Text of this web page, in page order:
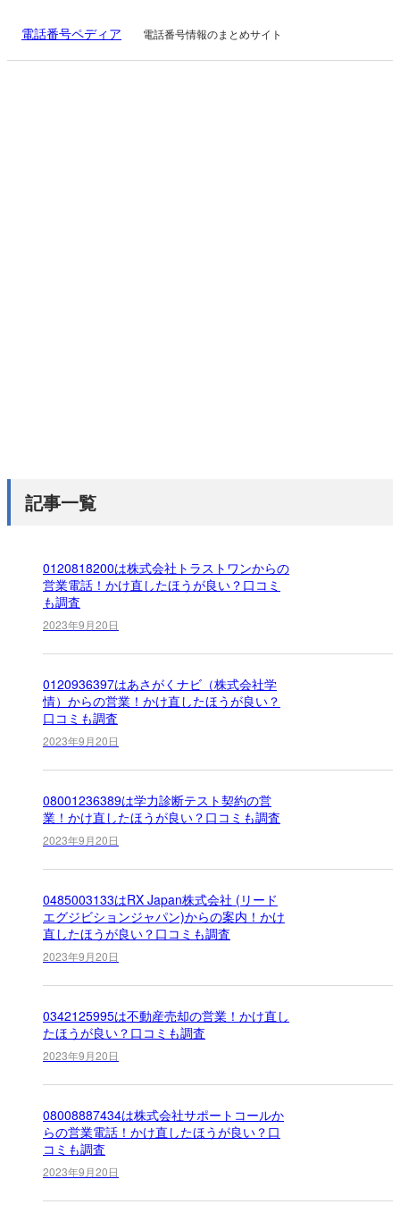
電話番号ペディア 電話番号情報のまとめサイト
記事一覧
0120818200は株式会社トラストワンからの
営業電話！かけ直したほうが良い？口コミ
も調査
2023年9月20日
0120936397はあさがくナビ（株式会社学
情）からの営業！かけ直したほうが良い？
口コミも調査
2023年9月20日
08001236389は学力診断テスト契約の営
業！かけ直したほうが良い？口コミも調査
2023年9月20日
0485003133はRX Japan株式会社 (リード
エグジビションジャパン)からの案内！かけ
直したほうが良い？口コミも調査
2023年9月20日
0342125995は不動産売却の営業！かけ直し
たほうが良い？口コミも調査
2023年9月20日
08008887434は株式会社サポートコールか
らの営業電話！かけ直したほうが良い？口
コミも調査
2023年9月20日